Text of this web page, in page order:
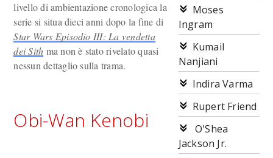
Moses
Ingram
Kumail
Nanjiani
Indira Varma
Rupert Friend
O'Shea
Jackson Jr.
livello di ambientazione cronologica la
serie si situa dieci anni dopo la fine di
Star Wars Episodio III: La vendetta
dei Sith ma non è stato rivelato quasi
nessun dettaglio sulla trama.
Obi-Wan Kenobi